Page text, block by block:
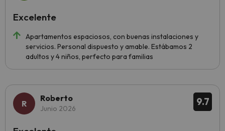
Apartamentos espaciosos, con buenas instalaciones y
servicios. Personal dispuesto y amable. Estábamos 2
adultos y 4 niños, perfecto para familias
Excelente
9.7
Roberto
Junio 2026